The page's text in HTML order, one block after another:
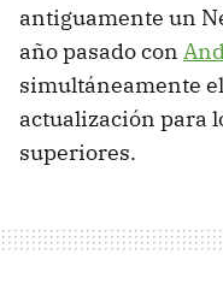
antiguamente un
año pasado con
simultáneamente
actualización para
superiores.